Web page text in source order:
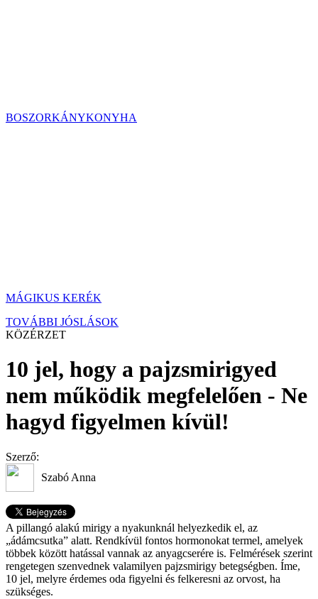
BOSZORKÁNYKONYHA
MÁGIKUS KERÉK
TOVÁBBI JÓSLÁSOK
KÖZÉRZET
10 jel, hogy a pajzsmirigyed
nem működik megfelelően - Ne
hagyd figyelmen kívül!
Szerző:
Szabó Anna
A pillangó alakú mirigy a nyakunknál helyezkedik el, az
„ádámcsutka” alatt. Rendkívül fontos hormonokat termel, amelyek
többek között hatással vannak az anyagcserére is. Felmérések szerint
rengetegen szenvednek valamilyen pajzsmirigy betegségben. Íme,
10 jel, melyre érdemes oda figyelni és felkeresni az orvost, ha
szükséges.